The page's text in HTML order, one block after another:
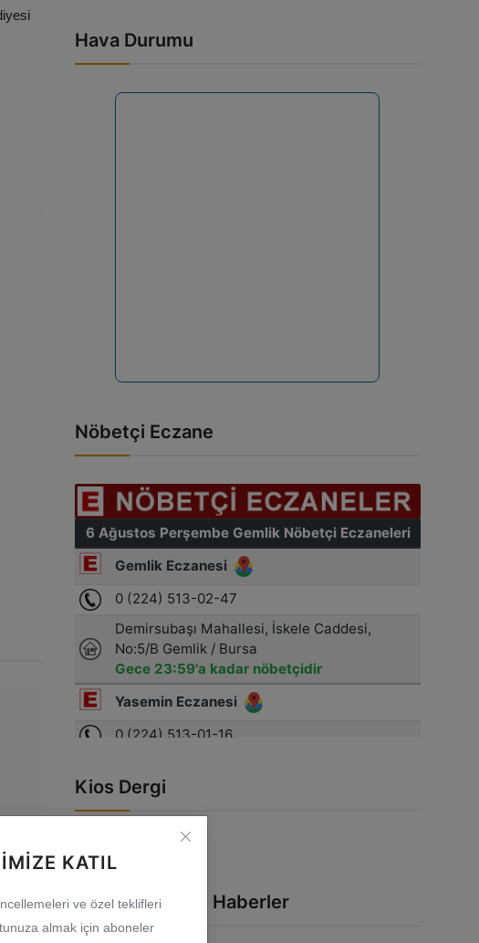
KATIL
ve özel teklifleri
almak için aboneler
İşte
Hava Durumu
Nöbetçi Eczane
Kios Dergi
En Çok Okunan Haberler